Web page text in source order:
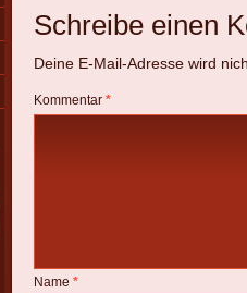
Schreibe einen
Deine E-Mail-Adresse wird
Kommentar *
Name *